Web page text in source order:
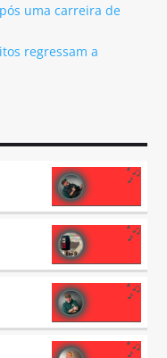
uma carreira de
regressam a